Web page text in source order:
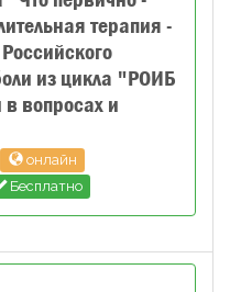
терапия -
из цикла "РОИБ
вопросах и
онлайн
Бесплатно